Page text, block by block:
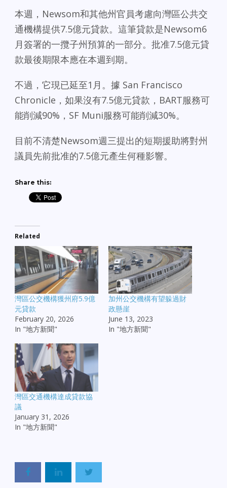
本週，Newsom和其他州官員考慮向灣區公共交
通機構提供7.5億元貸款。這筆貸款是Newsom6
月簽署的一攬子州預算的一部分。批准7.5億元貸
款最後期限本應在本週到期。
不過，它現已延至1月。據 San Francisco
Chronicle，如果沒有7.5億元貸款，BART服務可
能削減90%，SF Muni服務可能削減30%。
目前不清楚Newsom週三提出的短期援助將對州
議員先前批准的7.5億元產生何種影響。
Share this:
Related
灣區公交機構獲州府5.9億
元貸款
February 20, 2026
In "地方新聞"
加州公交機構有望躲過財
政懸崖
June 13, 2023
In "地方新聞"
灣區交通機構達成貸款協
議
January 31, 2026
In "地方新聞"